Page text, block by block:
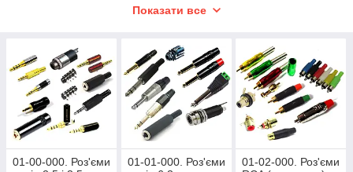
автомобільних,
USB роз'ємів,
мережевих (комп'ютерні, телефонні),
ремкомплекти для ноутбуків.
Показати все
01-00-000. Роз'єми
01-01-000. Роз'єми
01-02-000. Роз'єми